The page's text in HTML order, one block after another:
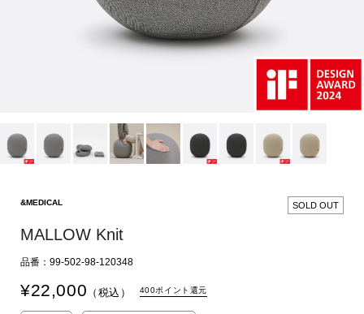
&MEDICAL SOLD OUT
MALLOW Knit
品番：99-502-98-120348
¥22,000 （税込） 400ポイント還元